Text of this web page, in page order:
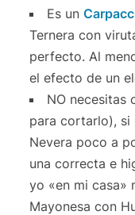
Es un
Ternera con
perfecto. Al
el efecto de un
NO necesitas
para cortarlo), si
Nevera poco a
una correcta e
yo «en mi casa»
Mayonesa con